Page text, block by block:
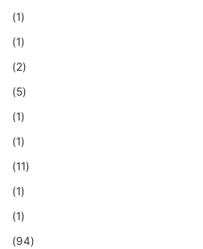
(1)
(1)
(2)
(5)
(1)
(1)
(11)
(1)
(1)
(94)